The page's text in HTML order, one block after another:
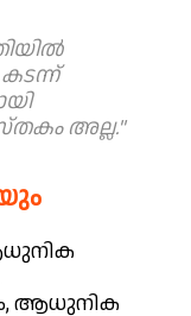
അല്ല."
ആധുനിക